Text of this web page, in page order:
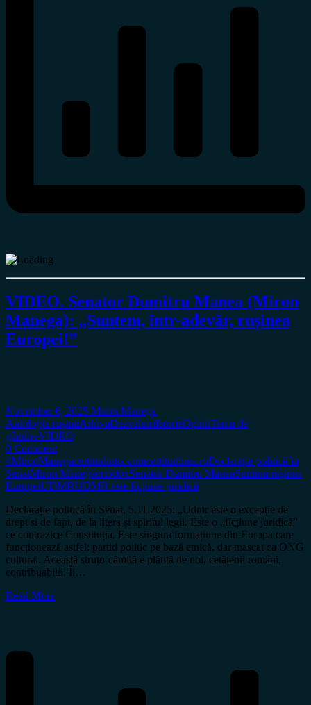
VIDEO. Senator Dumitru Manea (Miron
Manega): „Suntem, într-adevăr, rușinea
Europei!”
November 6, 2025 Miron Manega
Antologia rușiniiArhivaDezvăluiriIstorieOpiniiTema de
gândireVIDEO
0 Comment
#MironManegacertitudinea.comcertitudinea.roDeclarație politică în
SenatMiron ManegaortodoxSenator Dumitru ManeaSuntem rușinea
EuropeiUDMRUDMR este ficțiune juridică
Declarație politică în Senat, 5.11.2025: „Udmr este o excepție de
drept și de fapt, de la litera și spiritul legii. Este o „ficțiune juridică”
ce contrazice Constituția. Este singura formațiune din Europa care
funcționează astfel: partid politic pe bază etnică, dar mascat ca ONG
cultural. Această struțo-cămilă e plătită de noi, cetățenii români,
contribuabilii. Îi…
Read More